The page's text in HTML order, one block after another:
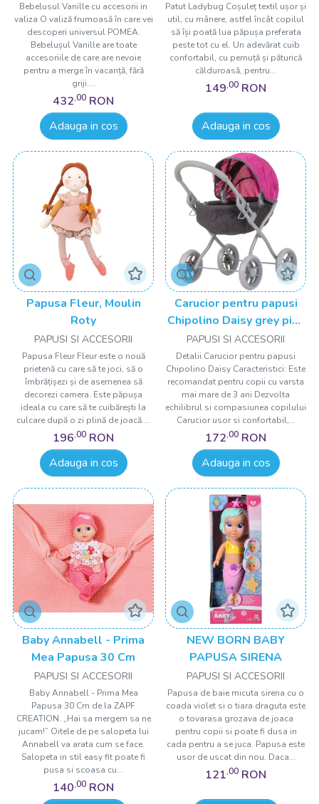
Bebelusul Vanille cu accesorii in
valiza O valiză frumoasă în care vei
descoperi universul POMEA.
Bebelușul Vanille are toate
accesoriile de care are nevoie
pentru a merge în vacanță, fără
griji....
432,00 RON
Adauga in cos
Patut Ladybug Coșuleț textil ușor și
util, cu mânere, astfel încât copilul
să își poată lua păpușa preferata
peste tot cu el. Un adevărat cuib
confortabil, cu pernuță și păturică
călduroasă, pentru...
149,00 RON
Adauga in cos
Papusa Fleur, Moulin
Roty
PAPUSI SI ACCESORII
Papusa Fleur Fleur este o nouă
prietenă cu care să te joci, să o
îmbrățișezi și de asemenea să
decorezi camera. Este păpușa
ideala cu care să te cuibărești la
culcare după o zi plină de joacă....
196,00 RON
Adauga in cos
Carucior pentru papusi
Chipolino Daisy grey pink
linen
PAPUSI SI ACCESORII
Detalii Carucior pentru papusi
Chipolino Daisy Caracteristici: Este
recomandat pentru copii cu varsta
mai mare de 3 ani Dezvolta
echilibrul si compasiunea copilului
Carucior usor si confortabil,...
172,00 RON
Adauga in cos
Baby Annabell - Prima
Mea Papusa 30 Cm
PAPUSI SI ACCESORII
Baby Annabell - Prima Mea
Papusa 30 Cm de la ZAPF
CREATION. „Hai sa mergem sa ne
jucam!” Oitele de pe salopeta lui
Annabell va arata cum se face.
Salopeta in stil easy fit poate fi
pusa si scoasa cu...
140,00 RON
NEW BORN BABY
PAPUSA SIRENA
PAPUSI SI ACCESORII
Papusa de baie micuta sirena cu o
coada violet si o tiara draguta este
o tovarasa grozava de joaca
pentru copii si poate fi dusa in
cada pentru a se juca. Papusa este
usor de uscat din nou. Daca...
121,00 RON